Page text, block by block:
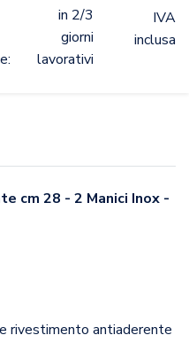
in 2/3
giorni
lavorativi
IVA
inclusa
cm 28 - 2 Manici Inox -
rivestimento antiaderente